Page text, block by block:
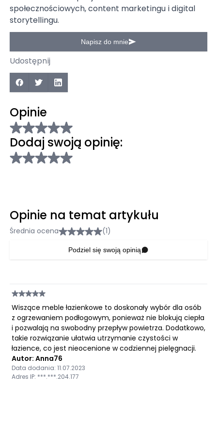
społecznościowych, content marketingu i digital
storytellingu.
Napisz do mnie
Udostępnij
Opinie
Dodaj swoją opinię:
Opinie na temat artykułu
Średnia ocena (1)
Podziel się swoją opinią
Wiszące meble łazienkowe to doskonały wybór dla osób
z ogrzewaniem podłogowym, ponieważ nie blokują ciepła
i pozwalają na swobodny przepływ powietrza. Dodatkowo,
takie rozwiązanie ułatwia utrzymanie czystości w
łazience, co jest nieocenione w codziennej pielęgnacji.
Autor: Anna76
Data dodania: 11.07.2023
Adres IP: ***.***.204.177